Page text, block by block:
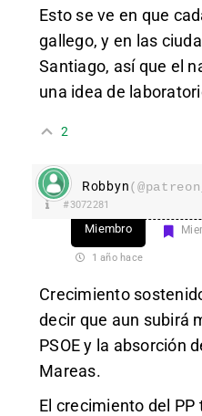
Esto se ve en que
gallego, y en las
Santiago, así que el
una idea de
2
Robbyn
#3072281
Miembro
1 año hace
Crecimiento
decir que aun subirá
PSOE y la absorción
Mareas.
El crecimiento del PP